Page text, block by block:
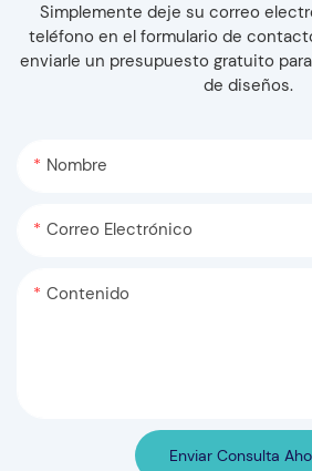
Simplemente deje su correo
teléfono en el formulario de
enviarle un presupuesto gratuito
de diseños.
Nombre
Correo Electrónico
Contenido
Enviar Consulta